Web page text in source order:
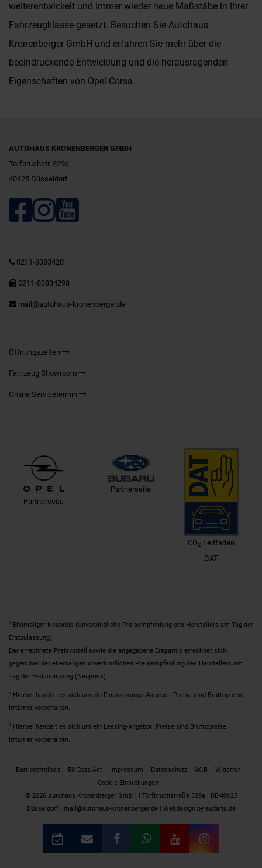
weiterentwickelt und immer wieder neue Maßstäbe in ihrer
Fahrzeugklasse gesetzt. Besuchen Sie Autohaus
Kronenberger GmbH und erfahren Sie mehr über die
beeindruckende Entwicklung und die herausragenden
Eigenschaften von Opel Corsa.
AUTOHAUS KRONENBERGER GMBH
Torfbruchstr. 329a
40625 Düsseldorf
0211-8383420
0211-83834298
mail@autohaus-kronenberger.de
Öffnungszeiten
Fahrzeug Showroom
Online Servicetermin
Partnerseite
Partnerseite
CO2 Leitfaden
DAT
1 Ehemaliger Neupreis (Unverbindliche Preisempfehlung des Herstellers am Tag der
Erstzulassung).
Der errechnete Preisvorteil sowie die angegebene Ersparnis errechnet sich
gegenüber der ehemaligen unverbindlichen Preisempfehlung des Herstellers am
Tag der Erstzulassung (Neupreis).
2 Hierbei handelt es sich um ein Finanzierungs-Angebot. Preise sind Bruttopreise.
Irrtümer vorbehalten.
3 Hierbei handelt es sich um ein Leasing-Angebot. Preise sind Bruttopreise.
Irrtümer vorbehalten.
Barrierefreiheit EU-Data Act Impressum Datenschutz AGB
Widerruf
Cookie Einstellungen
© 2026 Autohaus Kronenberger GmbH | Torfbruchstraße 329a | DE-40625
Düsseldorf | mail@autohaus-kronenberger.de | Webdesign by audaris.de